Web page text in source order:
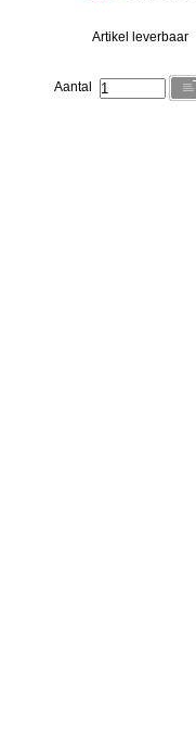
Artikel leverbaar
Aantal